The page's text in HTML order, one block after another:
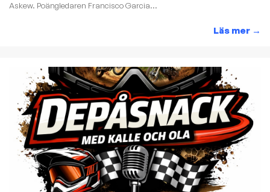
Askew. Poängledaren Francisco Garcia...
Läs mer →